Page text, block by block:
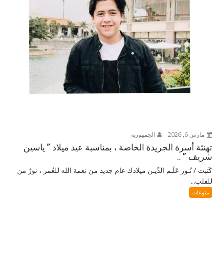
مارس 6, 2026 الجمهورية
تهنئة أسرة الجريدة الخاصة ، بمناسبة عيد ميلاد ” ياسين
شريف ” ..
كَتبت / نُـور عَلَـم الدِّيـن ميلادك عام جديد من نعمة الله للعُمر ، نورٌ من
للقلب...
منوعات